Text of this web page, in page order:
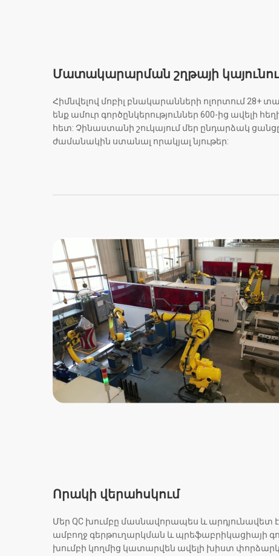
Մատակարարման շղթայի
Հիմնվելով մոբիլ բնակարանների ոլորտում 28+
ենք ամուր գործընկերություններ 600-ից ավելի
հետ: Չինաստանի շուկայում մեր ընդարձակ
ժամանակին ստանալ որակյալ նյութեր:
Որակի վերահսկում
Մեր QC խումբը մասնավորապես և արդյունավետ
ամբողջ գերթուղարկման և պրեֆաբրիկացիայի
խումբի կողմից կատարվեն ավելի խիստ